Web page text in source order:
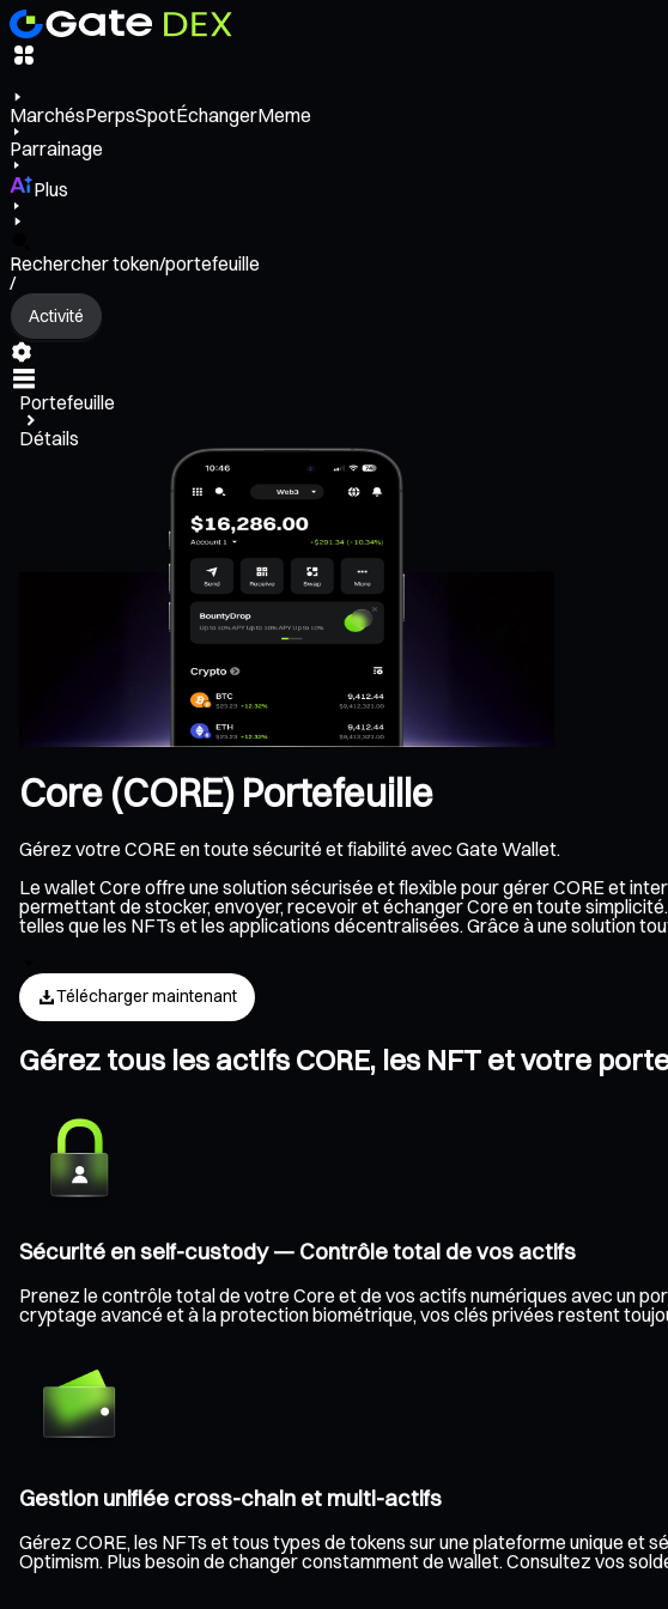
MarchésPerpsSpotÉchangerMeme
Parrainage
Plus
Rechercher token/portefeuille
/
Activité
Portefeuille
Détails
Core (CORE) Portefeuille
Gérez votre CORE en toute sécurité et fiabilité avec Gate Wallet.
Le wallet Core offre une solution sécurisée et flexible pour gérer CORE et
permettant de stocker, envoyer, recevoir et échanger Core en toute
telles que les NFTs et les applications décentralisées. Grâce à une solution
Télécharger maintenant
Gérez tous les actifs CORE, les NFT et votre
Sécurité en self-custody — Contrôle total de vos actifs
Prenez le contrôle total de votre Core et de vos actifs numériques avec un
cryptage avancé et à la protection biométrique, vos clés privées restent
Gestion unifiée cross-chain et multi-actifs
Gérez CORE, les NFTs et tous types de tokens sur une plateforme unique et
Optimism. Plus besoin de changer constamment de wallet. Consultez vos